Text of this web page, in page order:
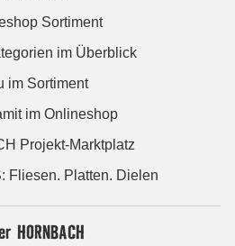
Sortiment
im Überblick
im Sortiment
im Onlineshop
Projekt-Marktplatz
Fliesen. Platten. Dielen
HORNBACH